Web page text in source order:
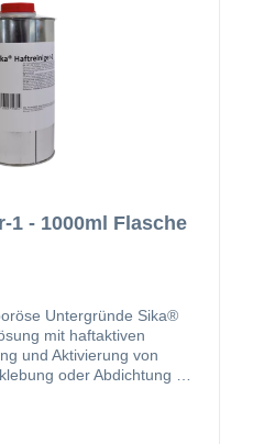
1 - 1000ml Flasche
Untergründe Sika®
mit haftaktiven
und Aktivierung von
oder Abdichtung mit